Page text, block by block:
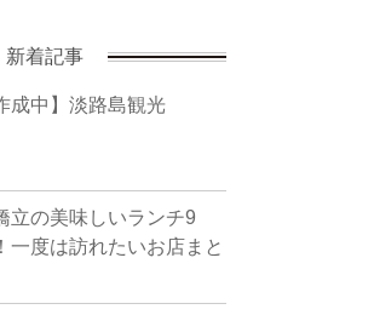
新着記事
成中】淡路島観光
立の美味しいランチ9
一度は訪れたいお店まと